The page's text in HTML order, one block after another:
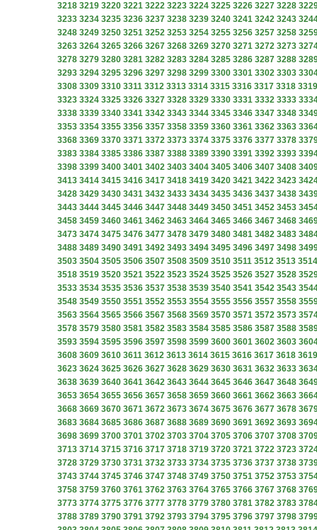
3218 3219 3220 3221 3222 3223 3224 3225 3226 3227 3228
3233 3234 3235 3236 3237 3238 3239 3240 3241 3242 3243
3248 3249 3250 3251 3252 3253 3254 3255 3256 3257 3258
3263 3264 3265 3266 3267 3268 3269 3270 3271 3272 3273
3278 3279 3280 3281 3282 3283 3284 3285 3286 3287 3288
3293 3294 3295 3296 3297 3298 3299 3300 3301 3302 3303
3308 3309 3310 3311 3312 3313 3314 3315 3316 3317 3318 3319
3323 3324 3325 3326 3327 3328 3329 3330 3331 3332 3333
3338 3339 3340 3341 3342 3343 3344 3345 3346 3347 3348
3353 3354 3355 3356 3357 3358 3359 3360 3361 3362 3363
3368 3369 3370 3371 3372 3373 3374 3375 3376 3377 3378
3383 3384 3385 3386 3387 3388 3389 3390 3391 3392 3393
3398 3399 3400 3401 3402 3403 3404 3405 3406 3407 3408
3413 3414 3415 3416 3417 3418 3419 3420 3421 3422 3423
3428 3429 3430 3431 3432 3433 3434 3435 3436 3437 3438
3443 3444 3445 3446 3447 3448 3449 3450 3451 3452 3453
3458 3459 3460 3461 3462 3463 3464 3465 3466 3467 3468
3473 3474 3475 3476 3477 3478 3479 3480 3481 3482 3483
3488 3489 3490 3491 3492 3493 3494 3495 3496 3497 3498
3503 3504 3505 3506 3507 3508 3509 3510 3511 3512 3513 3514
3518 3519 3520 3521 3522 3523 3524 3525 3526 3527 3528
3533 3534 3535 3536 3537 3538 3539 3540 3541 3542 3543
3548 3549 3550 3551 3552 3553 3554 3555 3556 3557 3558
3563 3564 3565 3566 3567 3568 3569 3570 3571 3572 3573
3578 3579 3580 3581 3582 3583 3584 3585 3586 3587 3588
3593 3594 3595 3596 3597 3598 3599 3600 3601 3602 3603
3608 3609 3610 3611 3612 3613 3614 3615 3616 3617 3618 3619
3623 3624 3625 3626 3627 3628 3629 3630 3631 3632 3633
3638 3639 3640 3641 3642 3643 3644 3645 3646 3647 3648
3653 3654 3655 3656 3657 3658 3659 3660 3661 3662 3663
3668 3669 3670 3671 3672 3673 3674 3675 3676 3677 3678
3683 3684 3685 3686 3687 3688 3689 3690 3691 3692 3693
3698 3699 3700 3701 3702 3703 3704 3705 3706 3707 3708
3713 3714 3715 3716 3717 3718 3719 3720 3721 3722 3723
3728 3729 3730 3731 3732 3733 3734 3735 3736 3737 3738
3743 3744 3745 3746 3747 3748 3749 3750 3751 3752 3753
3758 3759 3760 3761 3762 3763 3764 3765 3766 3767 3768
3773 3774 3775 3776 3777 3778 3779 3780 3781 3782 3783
3788 3789 3790 3791 3792 3793 3794 3795 3796 3797 3798